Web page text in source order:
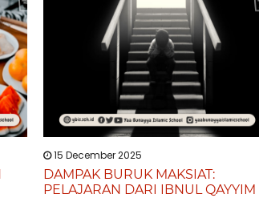
15 December 2025
DAMPAK BURUK MAKSIAT:
PELAJARAN DARI IBNUL QAYYIM